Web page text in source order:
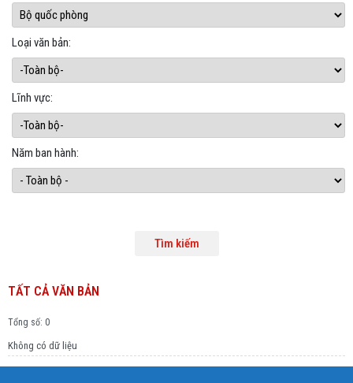
Loại văn bản:
Lĩnh vực:
Năm ban hành:
TẤT CẢ VĂN BẢN
Tổng số: 0
Không có dữ liệu